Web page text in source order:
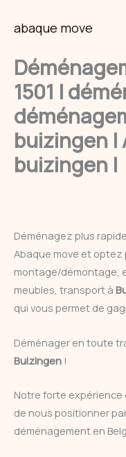
abaque move
1501 |
buizingen |
buizingen |
Déménagez plus
Abaque move et optez
montage/démontage,
meubles, transport à
qui vous permet de
Déménager en toute
Buizingen !
Notre forte expérience
de nous positionner
déménagement en